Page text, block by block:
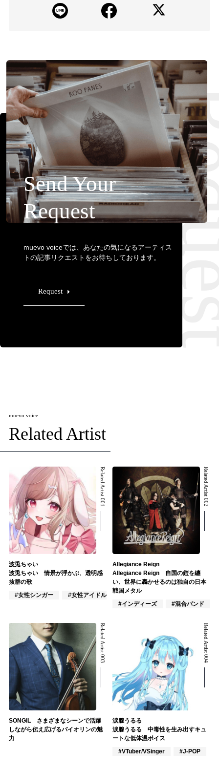
Send Your
Request
muevo voiceでは、あなたの気になるアーティス
トの記事リクエストをお待ちしております。
Request
muevo voice
Related Artist
Related Artist 001
波兎ちゃい
波兎ちゃい 情景が浮かぶ、透明感
抜群の歌
#女性シンガー
#女性アイドル #VTuber/VSinger
Related Artist 002
Allegiance Reign
Allegiance Reign 自国の鎧を纏
い、世界に轟かせるのは独自の日本
戦国メタル
#インディーズ
#混合バンド
Related Artist 003
SONGiL さまざまなシーンで活躍
しながら伝え広げるバイオリンの魅
力
Related Artist 004
涙腺うるる
涙腺うるる 中毒性を生み出すキュ
ートな低体温ボイス
#VTuber/VSinger
#J-POP